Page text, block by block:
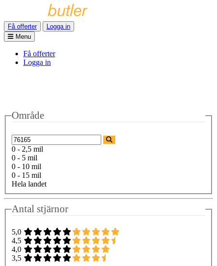
Få offerter
Logga in
Menu
Få offerter
Logga in
Område
0 - 2,5 mil
0 - 5 mil
0 - 10 mil
0 - 15 mil
Hela landet
Antal stjärnor
5,0
4,5
4,0
3,5